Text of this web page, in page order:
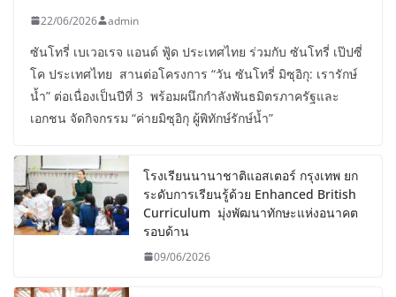
22/06/2026 admin
ซันโทรี่ เบเวอเรจ แอนด์ ฟู้ด ประเทศไทย ร่วมกับ ซันโทรี่ เป๊ปซี่
โค ประเทศไทย สานต่อโครงการ “วัน ซันโทรี่ มิซุอิกุ: เรารักษ์
น้ำ” ต่อเนื่องเป็นปีที่ 3 พร้อมผนึกกำลังพันธมิตรภาครัฐและ
เอกชน จัดกิจกรรม “ค่ายมิซุอิกุ ผู้พิทักษ์รักษ์น้ำ”
โรงเรียนนานาชาติแอสเตอร์ กรุงเทพ ยก
ระดับการเรียนรู้ด้วย Enhanced British
Curriculum มุ่งพัฒนาทักษะแห่งอนาคต
รอบด้าน
09/06/2026